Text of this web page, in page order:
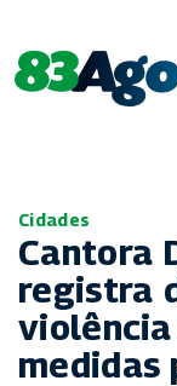
Cidades
Cantora
registra